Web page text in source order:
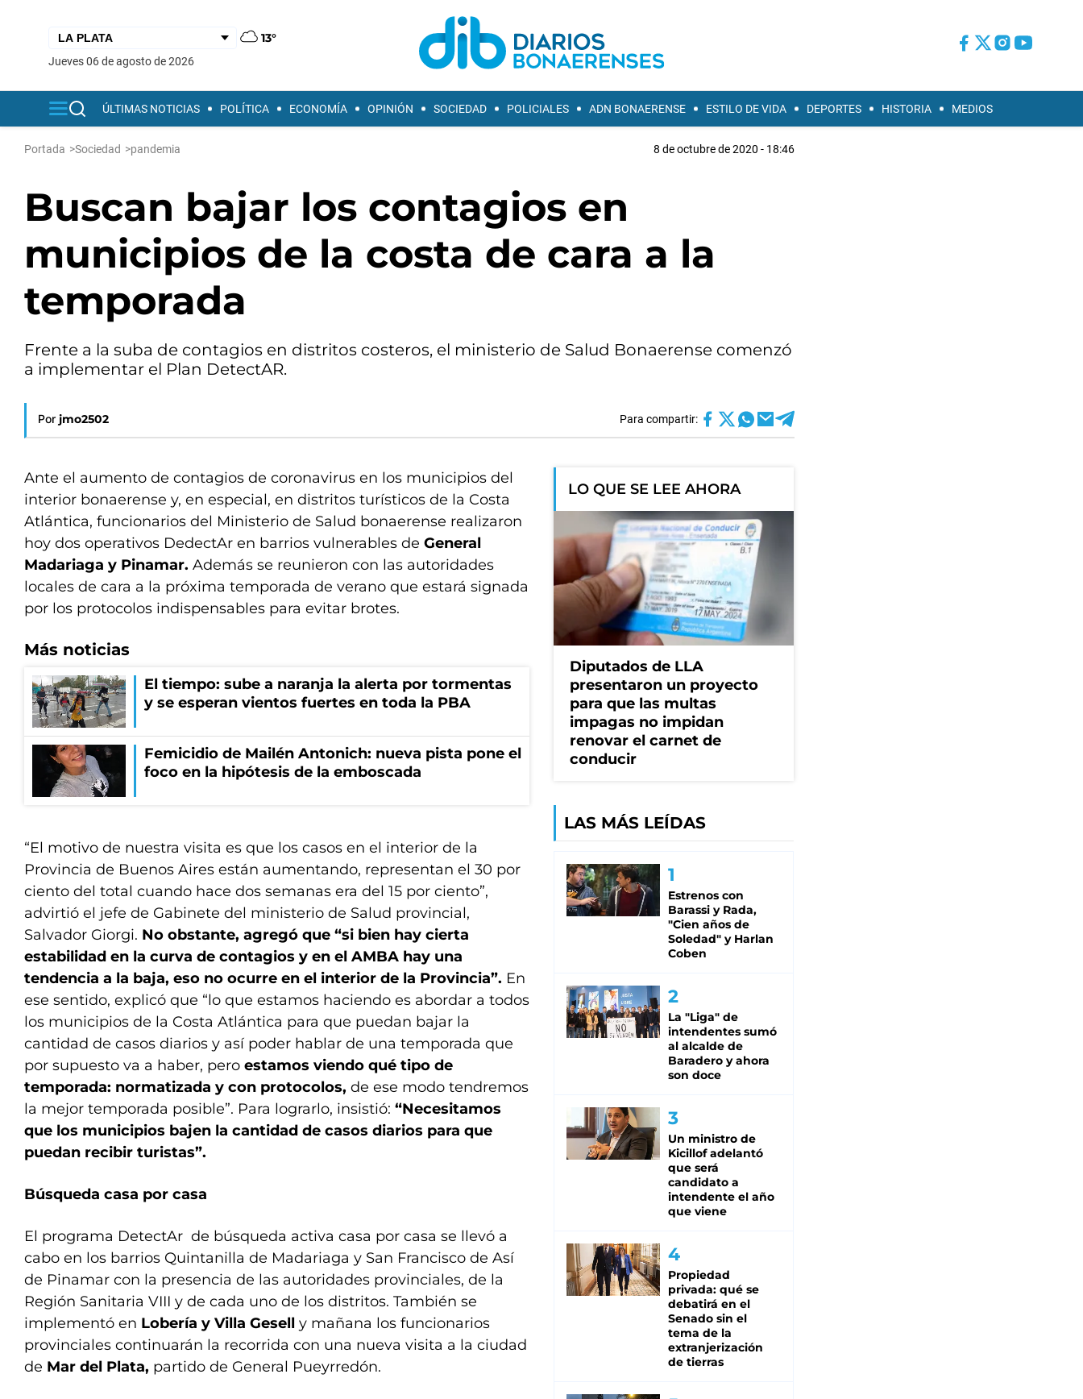
13°
jueves 06 de agosto de 2026
ÚLTIMAS NOTICIAS POLÍTICA ECONOMÍA OPINIÓN SOCIEDAD POLICIALES ADN BONAERENSE ESTILO DE VIDA DEPORTES HISTORIA MEDIOS
Portada >Sociedad >pandemia 8 de octubre de 2020 - 18:46
Buscan bajar los contagios en
municipios de la costa de cara a la
temporada
Frente a la suba de contagios en distritos costeros, el ministerio de Salud Bonaerense comenzó
a implementar el Plan DetectAR.
Por jmo2502 Para compartir:
Ante el aumento de contagios de coronavirus en los municipios del
interior bonaerense y, en especial, en distritos turísticos de la Costa
Atlántica, funcionarios del Ministerio de Salud bonaerense realizaron
hoy dos operativos DedectAr en barrios vulnerables de General
Madariaga y Pinamar. Además se reunieron con las autoridades
locales de cara a la próxima temporada de verano que estará signada
por los protocolos indispensables para evitar brotes.
Más noticias
El tiempo: sube a naranja la alerta por tormentas
y se esperan vientos fuertes en toda la PBA
Femicidio de Mailén Antonich: nueva pista pone el
foco en la hipótesis de la emboscada
“El motivo de nuestra visita es que los casos en el interior de la
Provincia de Buenos Aires están aumentando, representan el 30 por
ciento del total cuando hace dos semanas era del 15 por ciento”,
advirtió el jefe de Gabinete del ministerio de Salud provincial,
Salvador Giorgi. No obstante, agregó que “si bien hay cierta
estabilidad en la curva de contagios y en el AMBA hay una
tendencia a la baja, eso no ocurre en el interior de la Provincia”. En
ese sentido, explicó que “lo que estamos haciendo es abordar a todos
los municipios de la Costa Atlántica para que puedan bajar la
cantidad de casos diarios y así poder hablar de una temporada que
por supuesto va a haber, pero estamos viendo qué tipo de
temporada: normatizada y con protocolos, de ese modo tendremos
la mejor temporada posible”. Para lograrlo, insistió: “Necesitamos
que los municipios bajen la cantidad de casos diarios para que
puedan recibir turistas”.
Búsqueda casa por casa
El programa DetectAr de búsqueda activa casa por casa se llevó a
cabo en los barrios Quintanilla de Madariaga y San Francisco de Así
de Pinamar con la presencia de las autoridades provinciales, de la
Región Sanitaria VIII y de cada uno de los distritos. También se
implementó en Lobería y Villa Gesell y mañana los funcionarios
provinciales continuarán la recorrida con una nueva visita a la ciudad
de Mar del Plata, partido de General Pueyrredón.
LO QUE SE LEE AHORA
Diputados de LLA
presentaron un proyecto
para que las multas
impagas no impidan
renovar el carnet de
conducir
LAS MÁS LEÍDAS
Estrenos con
Barassi y Rada,
"Cien años de
Soledad" y Harlan
Coben
La "Liga" de
intendentes sumó
al alcalde de
Baradero y ahora
son doce
Un ministro de
Kicillof adelantó
que será
candidato a
intendente el año
que viene
Propiedad
privada: qué se
debatirá en el
Senado sin el
tema de la
extranjerización
de tierras